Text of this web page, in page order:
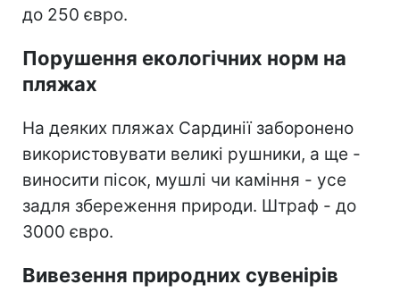
до 250 євро.
Порушення екологічних норм на
пляжах
На деяких пляжах Сардинії заборонено
використовувати великі рушники, а ще -
виносити пісок, мушлі чи каміння - усе
задля збереження природи. Штраф - до
3000 євро.
Вивезення природних сувенірів